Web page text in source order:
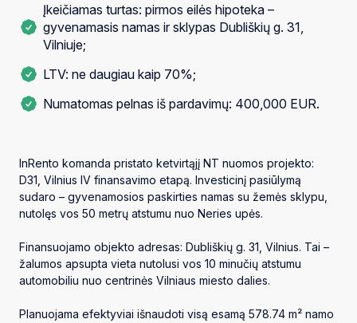
Įkeičiamas turtas: pirmos eilės hipoteka –
gyvenamasis namas ir sklypas Dubliškių g. 31,
Vilniuje;
LTV: ne daugiau kaip 70%;
Numatomas pelnas iš pardavimų: 400,000 EUR.
InRento komanda pristato ketvirtąjį NT nuomos projekto:
D31, Vilnius IV finansavimo etapą. Investicinį pasiūlymą
sudaro – gyvenamosios paskirties namas su žemės sklypu,
nutolęs vos 50 metrų atstumu nuo Neries upės.
Finansuojamo objekto adresas: Dubliškių g. 31, Vilnius. Tai –
žalumos apsupta vieta nutolusi vos 10 minučių atstumu
automobiliu nuo centrinės Vilniaus miesto dalies.
Planuojama efektyviai išnaudoti visą esamą 578.74 m² namo